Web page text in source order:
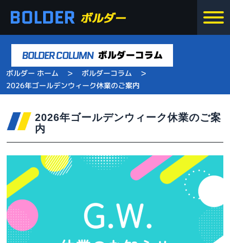
BOLDER COLUMN ボルダーコラム
ボルダー ホーム > ボルダーコラム >
2026年ゴールデンウィーク休業のご案内
2026年ゴールデンウィーク休業のご案
内